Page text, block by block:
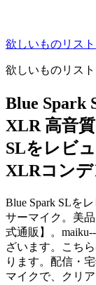
欲しいものリス
欲しいものリス
Blue Spark
XLR 高音
SLをレビ
XLRコン
Blue Spark SLを
サーマイク。美
式通販】。
ざいます。こち
ります。配信・
マイクで、クリ